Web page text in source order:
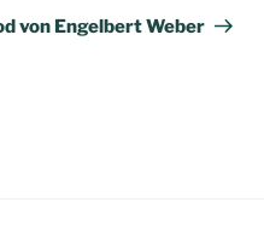
Beitrag
von Engelbert Weber